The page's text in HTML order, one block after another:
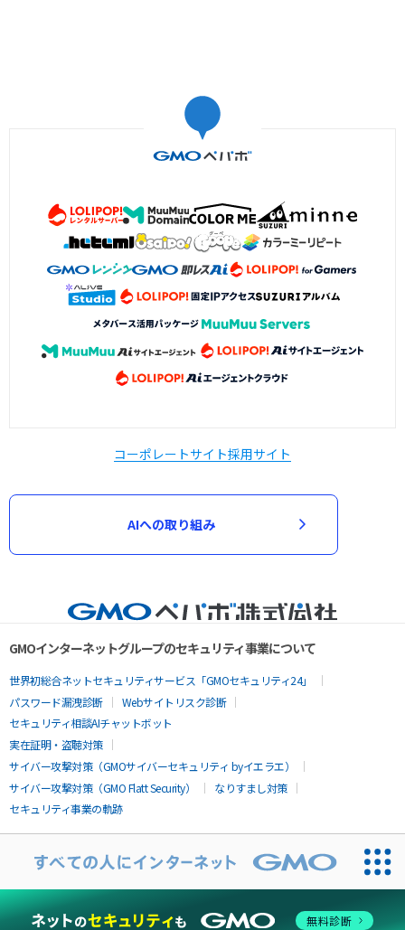
コーポレートサイト採用サイト
AIへの取り組み
GMOインターネットグループのセキュリティ事業について
世界初総合ネットセキュリティサービス「GMOセキュリティ24」
パスワード漏洩診断
Webサイトリスク診断
セキュリティ相談AIチャットボット
実在証明・盗聴対策
サイバー攻撃対策（GMOサイバーセキュリティ byイエラエ）
サイバー攻撃対策（GMO Flatt Security）
なりすまし対策
セキュリティ事業の軌跡
お問い合わせ
無料診断